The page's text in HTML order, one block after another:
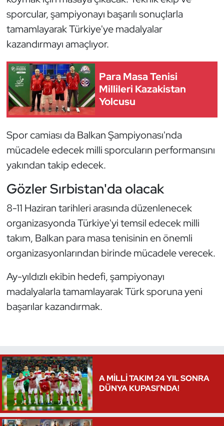
sporcular, şampiyonayı başarılı sonuçlarla
tamamlayarak Türkiye'ye madalyalar
kazandırmayı amaçlıyor.
Para Masa Tenisi
Millileri Kazakistan
Yolcusu
Spor camiası da Balkan Şampiyonası'nda
mücadele edecek milli sporcuların performansını
yakından takip edecek.
Gözler Sırbistan'da olacak
8-11 Haziran tarihleri arasında düzenlenecek
organizasyonda Türkiye'yi temsil edecek milli
takım, Balkan para masa tenisinin en önemli
organizasyonlarından birinde mücadele verecek.
Ay-yıldızlı ekibin hedefi, şampiyonayı
madalyalarla tamamlayarak Türk sporuna yeni
başarılar kazandırmak.
A MİLLİ TAKIM 24 YIL SONRA
DÜNYA KUPASI’NDA!
Halter
Hava Sporları
İşitme Engelli Sporcular
Judo ve Kuraş
Kano ve Rafting
Karate
Kayak
Kempo
Kick Boks
Kürek
Masa Tenisi
Modern Pentatlon
Muay Thai
Okçuluk
Optimist